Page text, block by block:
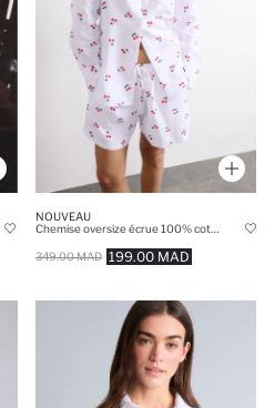
NOUVEAU
199.00 MAD
349.00 MAD